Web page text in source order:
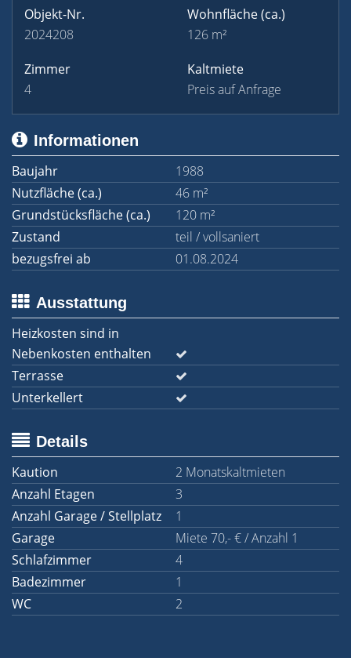
Objekt-Nr.
2024208
Wohnfläche(ca.)
126 m²
Zimmer
4
Kaltmiete
Preis auf Anfrage
Informationen
Baujahr
1988
Nutzfläche (ca.)
46 m²
Grundstücksfläche (ca.)
120 m²
Zustand
teil / vollsaniert
bezugsfrei ab
01.08.2024
Ausstattung
Heizkosten sind in
Nebenkosten enthalten
Terrasse
Unterkellert
Details
Kaution
2 Monatskaltmieten
Anzahl Etagen
3
Anzahl Garage / Stellplatz
1
Garage
Miete 70,- € / Anzahl 1
Schlafzimmer
4
Badezimmer
1
WC
2